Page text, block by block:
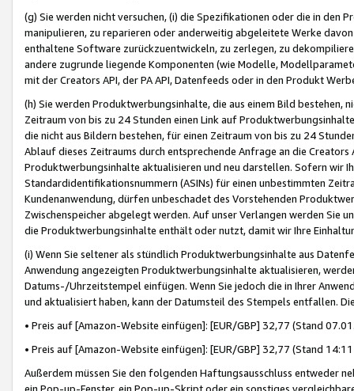
(g) Sie werden nicht versuchen, (i) die Spezifikationen oder die in
manipulieren, zu reparieren oder anderweitig abgeleitete Werke
enthaltene Software zurückzuentwickeln, zu zerlegen, zu
andere zugrunde liegende Komponenten (wie Modelle,
mit der Creators API, der PA API, Datenfeeds oder in den Produkt
(h) Sie werden Produktwerbungsinhalte, die aus einem Bild bestehen,
Zeitraum von bis zu 24 Stunden einen Link auf
die nicht aus Bildern bestehen, für einen Zeitraum von bis zu 24
Ablauf dieses Zeitraums durch entsprechende Anfrage an die
Produktwerbungsinhalte aktualisieren und neu darstellen. Sofern wir
Standardidentifikationsnummern (ASINs) für einen unbestimmten
Kundenanwendung, dürfen unbeschadet des Vorstehenden
Zwischenspeicher abgelegt werden. Auf unser Verlangen werden Sie
die Produktwerbungsinhalte enthält oder nutzt, damit wir Ihre
(i) Wenn Sie seltener als stündlich Produktwerbungsinhalte aus
Anwendung angezeigten Produktwerbungsinhalte aktualisieren,
Datums-/Uhrzeitstempel einfügen. Wenn Sie jedoch die in Ihrer
und aktualisiert haben, kann der Datumsteil des Stempels entfallen.
• Preis auf [Amazon-Website einfügen]: [EUR/GBP] 32,77 (Stand
• Preis auf [Amazon-Website einfügen]: [EUR/GBP] 32,77 (Stand
Außerdem müssen Sie den folgenden Haftungsausschluss entweder
ein Pop-up-Fenster, ein Pop-up-Skript oder ein sonstiges